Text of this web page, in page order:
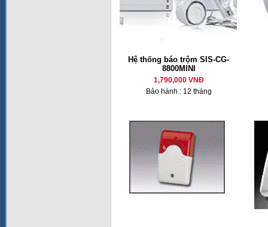
Hệ thống báo trộm SIS-CG-
8800MINI
1,790,000 VNĐ
Bảo hành : 12 tháng